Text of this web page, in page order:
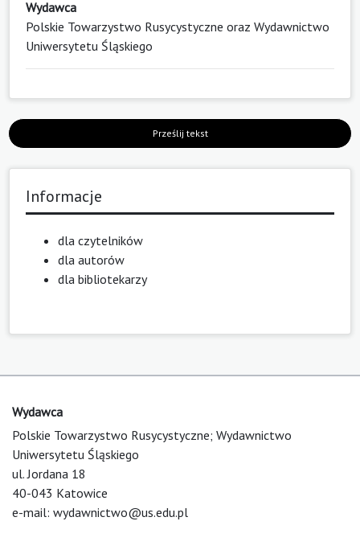
Wydawca
Polskie Towarzystwo Rusycystyczne oraz Wydawnictwo
Uniwersytetu Śląskiego
Prześlij tekst
Informacje
dla czytelników
dla autorów
dla bibliotekarzy
Wydawca
Polskie Towarzystwo Rusycystyczne; Wydawnictwo
Uniwersytetu Śląskiego
ul. Jordana 18
40-043 Katowice
e-mail: wydawnictwo@us.edu.pl